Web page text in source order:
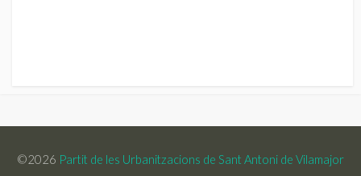
©2026 Partit de les Urbanitzacions de Sant Antoni de Vilamajor